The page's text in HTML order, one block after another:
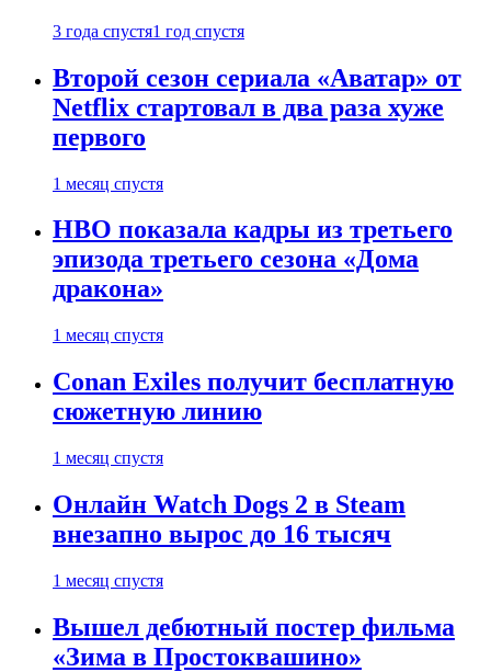
3 года спустя1 год спустя
Второй сезон сериала «Аватар» от
Netflix стартовал в два раза хуже
первого
1 месяц спустя
HBO показала кадры из третьего
эпизода третьего сезона «Дома
дракона»
1 месяц спустя
Conan Exiles получит бесплатную
сюжетную линию
1 месяц спустя
Онлайн Watch Dogs 2 в Steam
внезапно вырос до 16 тысяч
1 месяц спустя
Вышел дебютный постер фильма
«Зима в Простоквашино»